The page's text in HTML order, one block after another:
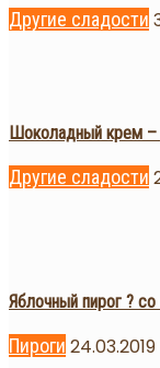
Другие сладости
Шоколадный крем –
Другие сладости
Яблочный пирог ?
Пироги 24.03.2019